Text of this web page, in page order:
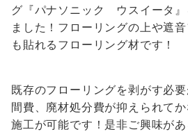
グ 『パナソニック ウスイータ 』
ました！フローリングの上や遮
も貼れるフローリング材です！
既存のフローリングを剥がす必
間費、廃材処分費が抑えられて
施工が可能です！是非ご興味が